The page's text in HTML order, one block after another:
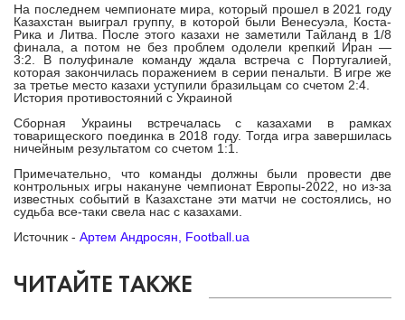
На последнем чемпионате мира, который прошел в 2021 году
Казахстан выиграл группу, в которой были Венесуэла, Коста-
Рика и Литва. После этого казахи не заметили Тайланд в 1/8
финала, а потом не без проблем одолели крепкий Иран —
3:2. В полуфинале команду ждала встреча с Португалией,
которая закончилась поражением в серии пенальти. В игре же
за третье место казахи уступили бразильцам со счетом 2:4.
История противостояний с Украиной
Сборная Украины встречалась с казахами в рамках
товарищеского поединка в 2018 году. Тогда игра завершилась
ничейным результатом со счетом 1:1.
Примечательно, что команды должны были провести две
контрольных игры накануне чемпионат Европы-2022, но из-за
известных событий в Казахстане эти матчи не состоялись, но
судьба все-таки свела нас с казахами.
Источник - Артем Андросян, Football.ua
ЧИТАЙТЕ ТАКЖЕ